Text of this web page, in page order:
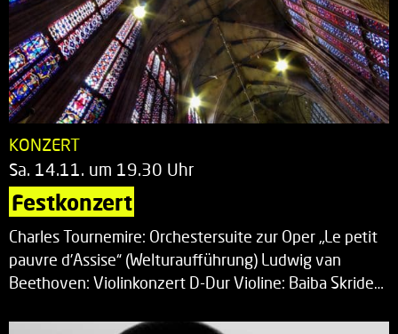
KONZERT
Sa. 14.11. um 19.30 Uhr
Festkonzert
Charles Tournemire: Orchestersuite zur Oper „Le petit
pauvre d’Assise“ (Welturaufführung) Ludwig van
Beethoven: Violinkonzert D-Dur Violine: Baiba Skride…